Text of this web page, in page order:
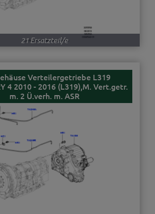
21 Ersatzteil/e
Verteilergetriebe L319
4 2010 - 2016 (L319),M. Vert.getr.
m. 2 Ü.verh. m. ASR